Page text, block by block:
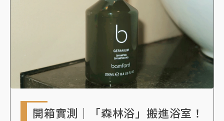
開箱實測｜「森林浴」搬進浴室！